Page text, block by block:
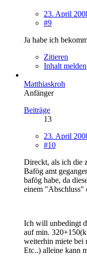
23. April
#9
Ja habe ich
Zitieren
Inhalt melden
Matthiaskroh
Anfänger
Beiträge
13
23. April
#10
Direckt, als ich die
Bafög amt
bafög habe, da
einem "Abschluss"
Ich will unbedingt
auf min.
weiterhin miete bei
Etc..) alleine kann